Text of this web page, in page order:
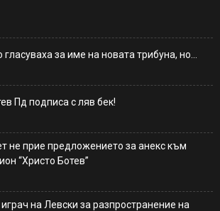
за име на новата трибуна, но…
Пд подписа с ляв бек!
не прие предложението за анекс към
“Христо Ботев”
на Левски за разпространение на